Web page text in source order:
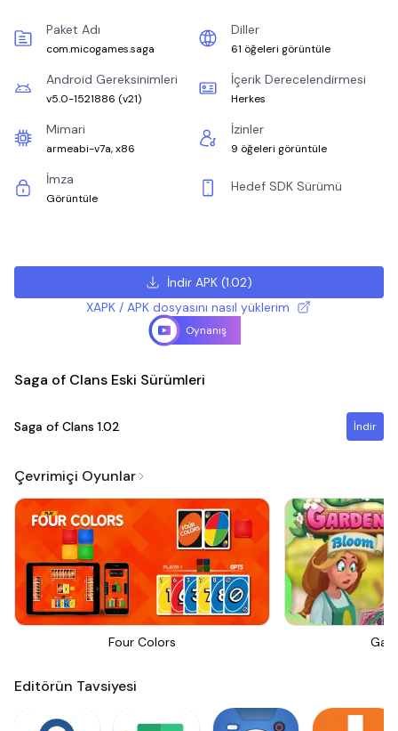
Paket Adı
com.micogames.saga
Diller
61 öğeleri görüntüle
Android Gereksinimleri
v5.0-1521886 (v21)
İçerik Derecelendirmesi
Herkes
Mimari
armeabi-v7a, x86
İzinler
9 öğeleri görüntüle
İmza
Görüntüle
Hedef SDK Sürümü
İndir APK(1.02)
XAPK / APK dosyasını nasıl yüklerim
Oynanış
Saga of Clans Eski Sürümleri
Saga of Clans 1.02 İndir
Çevrimiçi Oyunlar
Four Colors
Editörün Tavsiyesi